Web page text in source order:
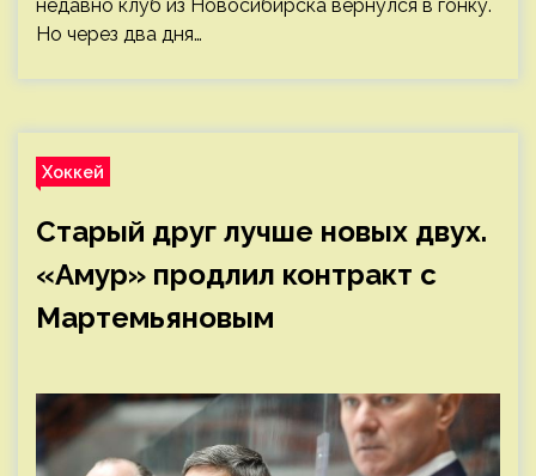
недавно клуб из Новосибирска вернулся в гонку.
Но через два дня…
Хоккей
Старый друг лучше новых двух.
«Амур» продлил контракт с
Мартемьяновым